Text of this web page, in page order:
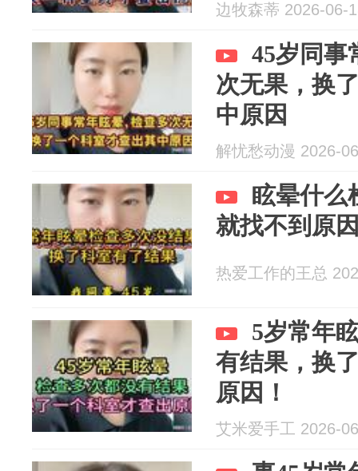
边牧森蒂 2026-06-
45岁同事
次无果，换
中原因
解忧愁动漫 2026-
眩晕什么
就找不到原
热爱工作的王总
5岁常年
有结果，换
原因！
艾米爱手工 2026-